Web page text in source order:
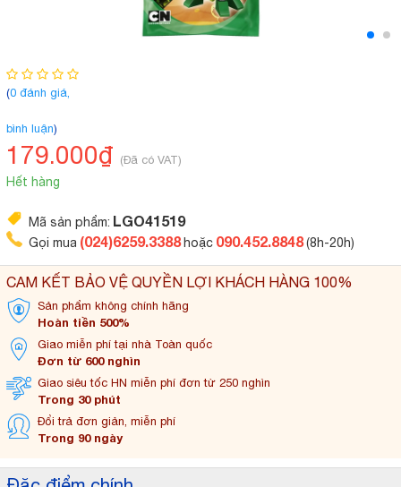
(0 đánh giá,
bình luận)
179.000₫ (Đã có VAT)
Hết hàng
CAM KẾT BẢO VỆ QUYỀN LỢI KHÁCH HÀNG 100%
Sản phẩm không chính hãng
Hoàn tiền 500%
Giao miễn phí tại nhà Toàn quốc
Đơn từ 600 nghìn
Giao siêu tốc HN miễn phí đơn từ 250 nghìn
Trong 30 phút
Đổi trả đơn giản, miễn phí
Trong 90 ngày
Mã sản phẩm: LGO41519
Gọi mua (024)6259.3388 hoặc 090.452.8848(8h-20h)